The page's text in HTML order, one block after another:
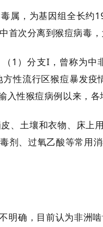
属，为基因组全长
首次分离到猴痘病毒
1）分支I，曾称为
性流行区猴痘暴发
入性猴痘病例以来，
、土壤和衣物、床
剂、过氧乙酸等常用
明确，目前认为非洲